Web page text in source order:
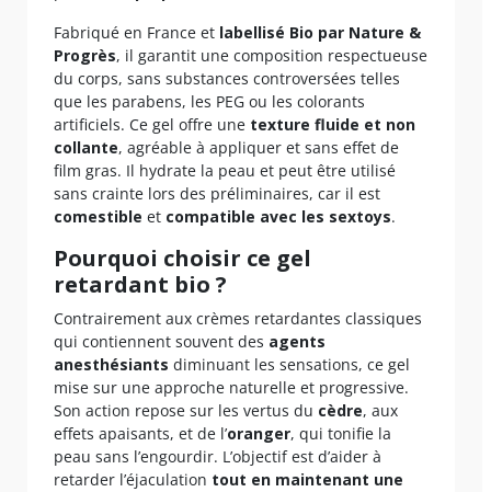
Fabriqué en France et labellisé Bio par Nature &
Progrès, il garantit une composition respectueuse
du corps, sans substances controversées telles
que les parabens, les PEG ou les colorants
artificiels. Ce gel offre une texture fluide et non
collante, agréable à appliquer et sans effet de
film gras. Il hydrate la peau et peut être utilisé
sans crainte lors des préliminaires, car il est
comestible et compatible avec les sextoys.
Pourquoi choisir ce gel
retardant bio ?
Contrairement aux crèmes retardantes classiques
qui contiennent souvent des agents
anesthésiants diminuant les sensations, ce gel
mise sur une approche naturelle et progressive.
Son action repose sur les vertus du cèdre, aux
effets apaisants, et de l’oranger, qui tonifie la
peau sans l’engourdir. L’objectif est d’aider à
retarder l’éjaculation tout en maintenant une